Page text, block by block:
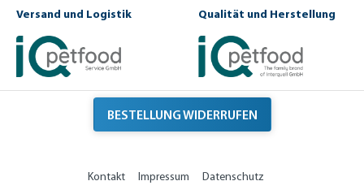
Versand und Logistik Qualität und Herstellung
BESTELLUNG WIDERRUFEN
Kontakt Impressum
Datenschutz